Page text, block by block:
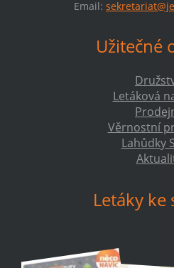
Email:
Užitečné
Letáková
Věrnostní
Lahůdky
Letáky ke